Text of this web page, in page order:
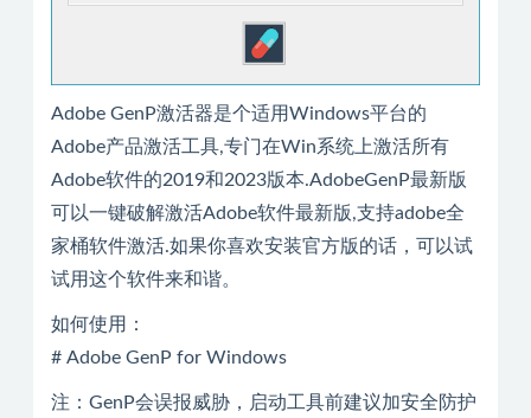
Adobe GenP激活器是个适用Windows平台的
Adobe产品激活工具,专门在Win系统上激活所有
Adobe软件的2019和2023版本.AdobeGenP最新版
可以一键破解激活Adobe软件最新版,支持adobe全
家桶软件激活.如果你喜欢安装官方版的话，可以试
试用这个软件来和谐。
如何使用：
# Adobe GenP for Windows
注：GenP会误报威胁，启动工具前建议加安全防护